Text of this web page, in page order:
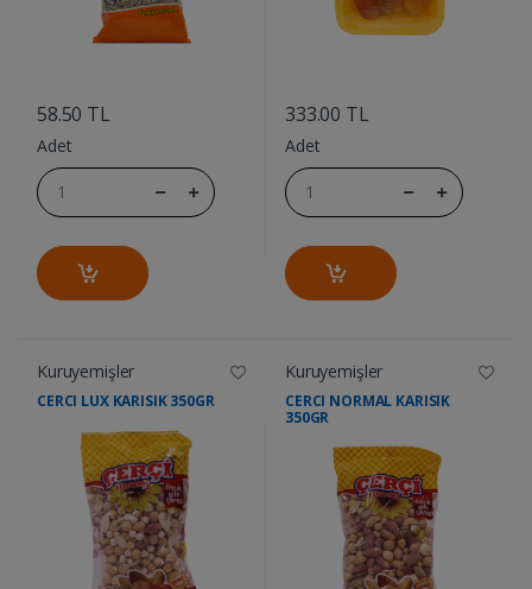
58.50 TL
Adet
333.00 TL
Adet
Kuruyemişler
CERCI LUX KARISIK 350GR
Kuruyemişler
CERCI NORMAL KARISIK
350GR